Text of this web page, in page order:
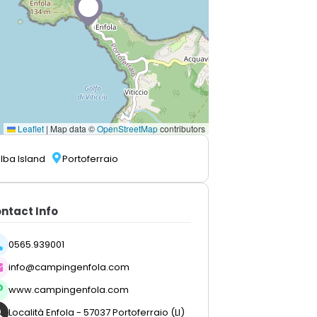
Leaflet | Map data ©OpenStreetMapcontributors
Island Portoferraio
Info
0565.939001
info@campingenfola.com
www.campingenfola.com
Località Enfola - 57037 Portoferraio (LI)